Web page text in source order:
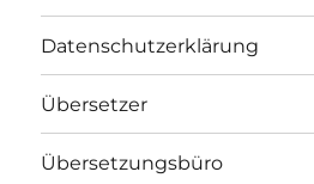
Datenschutzerklärung
Übersetzer
Übersetzungsbüro